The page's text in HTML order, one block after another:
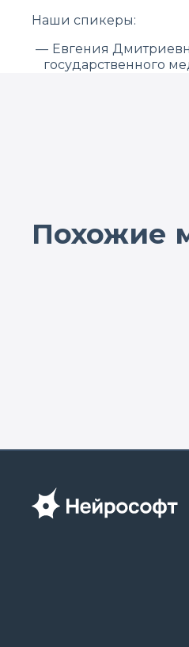
Наши спикеры:
Евгения
государственного
Похожие